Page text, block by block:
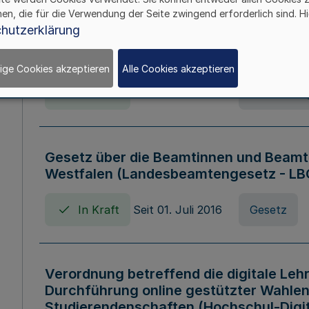
Verordnung über die
Nordrhein-Westfalen
Gesetz über die Beamtinnen und
Westfalen (Landesbeamtengesetz -
In Kraft Seit 01. Juli 2016 Gesetz
Verordnung betreffend die digitale
Durchführung online gestützter
die für die Verwendung der Seite zwingend erforderlich sind.
Cookies akzeptieren Alle Cookies akzeptieren